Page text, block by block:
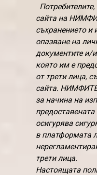
сайта на
съхранението и
опазване на
документите и/
която им е
от трети лица,
сайта. НИМФИТЕ
за начина на
осигурява
в платформата
трети лица.
Настоящата